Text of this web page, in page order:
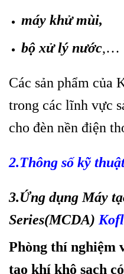
máy khử mùi,
bộ xử lý nước,…
Các sản phẩm của
trong các lĩnh vực
cho đèn nền điện
2.Thông số kỹ
3.Ứng dụng Máy
Series(MCDA)
Phòng thí nghiệm
tạo khí khô sạch